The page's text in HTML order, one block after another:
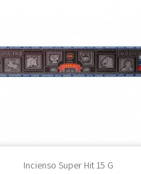
Incienso Super Hit 15 G
Vista rápida